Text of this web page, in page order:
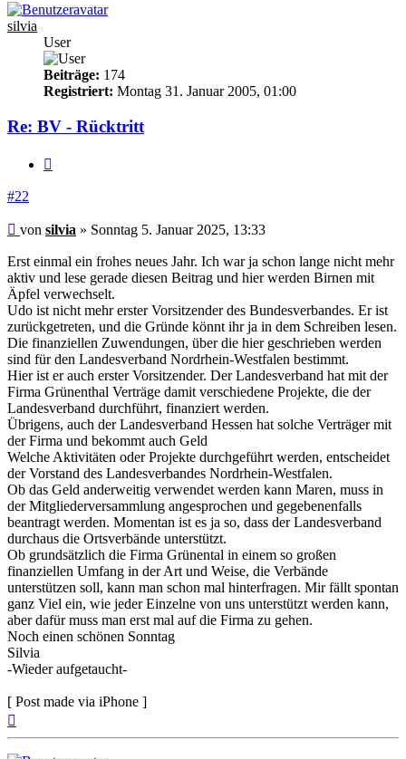
silvia
User
Beiträge: 174
Registriert: Montag 31. Januar 2005, 01:00
Re: BV - Rücktritt
#22
Beitrag
von silvia » Sonntag 5. Januar 2025, 13:33
Erst einmal ein frohes neues Jahr. Ich war ja schon lange nicht mehr
aktiv und lese gerade diesen Beitrag und hier werden Birnen mit
Äpfel verwechselt.
Udo ist nicht mehr erster Vorsitzender des Bundesverbandes. Er ist
zurückgetreten, und die Gründe könnt ihr ja in dem Schreiben lesen.
Die finanziellen Zuwendungen, über die hier geschrieben werden
sind für den Landesverband Nordrhein-Westfalen bestimmt.
Hier ist er auch erster Vorsitzender. Der Landesverband hat mit der
Firma Grünenthal Verträge damit verschiedene Projekte, die der
Landesverband durchführt, finanziert werden.
Übrigens, auch der Landesverband Hessen hat solche Verträger mit
der Firma und bekommt auch Geld
Welche Aktivitäten oder Projekte durchgeführt werden, entscheidet
der Vorstand des Landesverbandes Nordrhein-Westfalen.
Ob das Geld anderweitig verwendet werden kann Maren, muss in
der Mitgliederversammlung angesprochen und gegebenenfalls
beantragt werden. Momentan ist es ja so, dass der Landesverband
durchaus die Ortsverbände unterstützt.
Ob grundsätzlich die Firma Grünental in einem so großen
finanziellen Umfang in der Art und Weise, die Verbände
unterstützen soll, kann man schon mal hinterfragen. Mir fällt spontan
ganz Viel ein, wie jeder Einzelne von uns unterstützt werden kann,
aber dafür muss man erst mal auf die Firma zu gehen.
Noch einen schönen Sonntag
Silvia
-Wieder aufgetaucht-
[ Post made via iPhone ]